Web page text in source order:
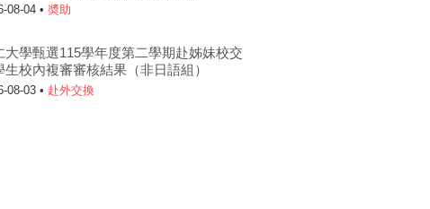
08-04 • 奬助
大學甄選115學年度第二學期赴姊妹校交
生校內複審審核結果（非日語組）
08-03 • 赴外交換